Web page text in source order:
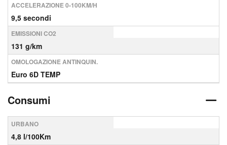
ACCELERAZIONE 0-100KM/H
9,5 secondi
EMISSIONI CO2
131 g/km
OMOLOGAZIONE ANTINQUIN.
Euro 6D TEMP
Consumi
URBANO
4,8 l/100Km